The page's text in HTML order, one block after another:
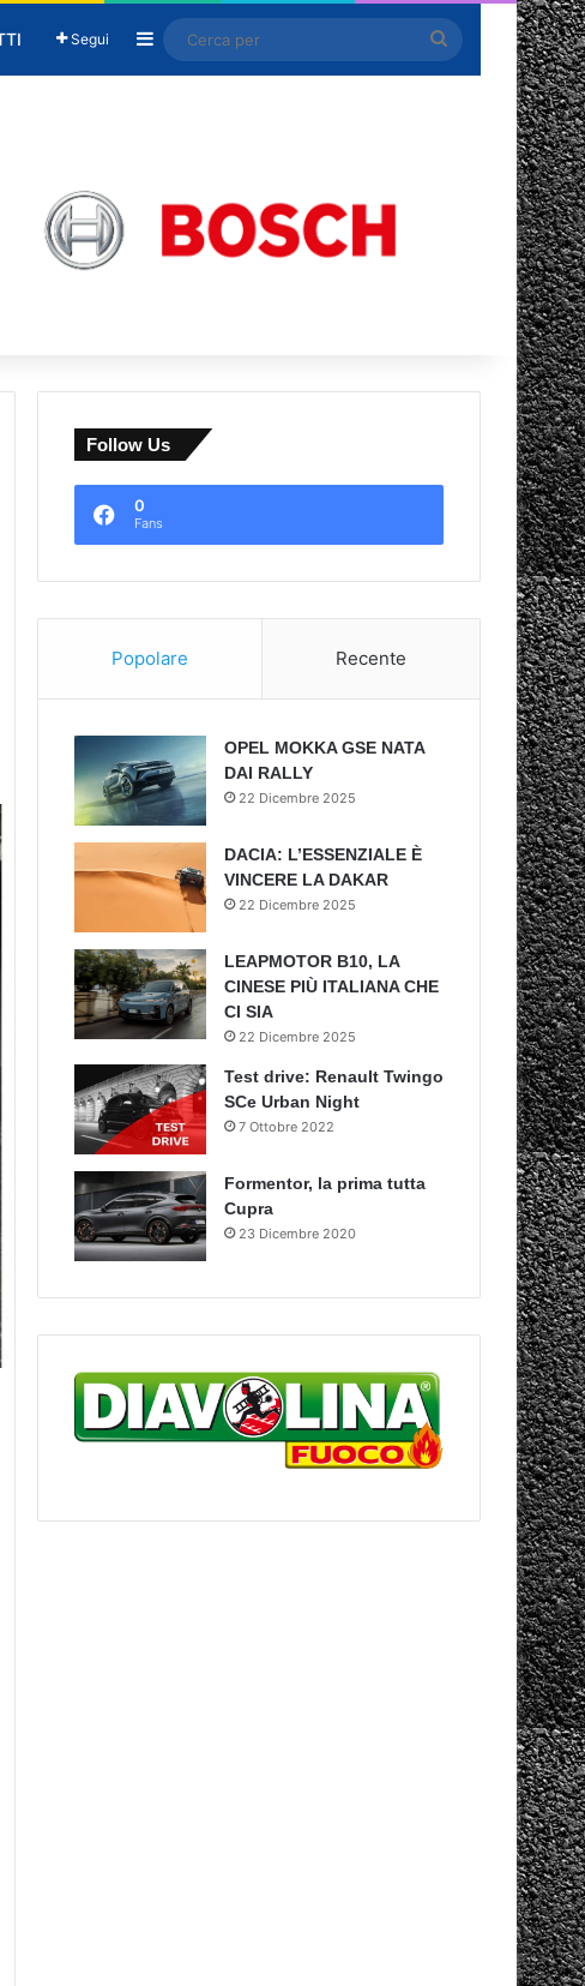
Segui Barra laterale
per
Follow Us
0
Fans
Popolare Recente
OPEL MOKKA GSE NATA
DAI RALLY
22 Dicembre 2025
DACIA: L’ESSENZIALE È
VINCERE LA DAKAR
22 Dicembre 2025
LEAPMOTOR B10, LA
CINESE PIÙ ITALIANA CHE
CI SIA
22 Dicembre 2025
Test drive: Renault Twingo
SCe Urban Night
7 Ottobre 2022
Formentor, la prima tutta
Cupra
23 Dicembre 2020